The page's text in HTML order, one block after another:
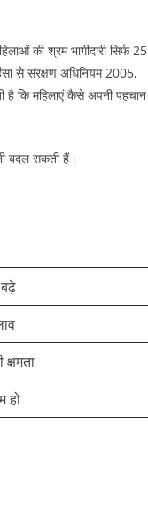
की श्रम भागीदारी सिर्फ 25
से संरक्षण अधिनियम 2005,
है कि महिलाएं कैसे अपनी पहचान
बदल सकती हैं।​
हो